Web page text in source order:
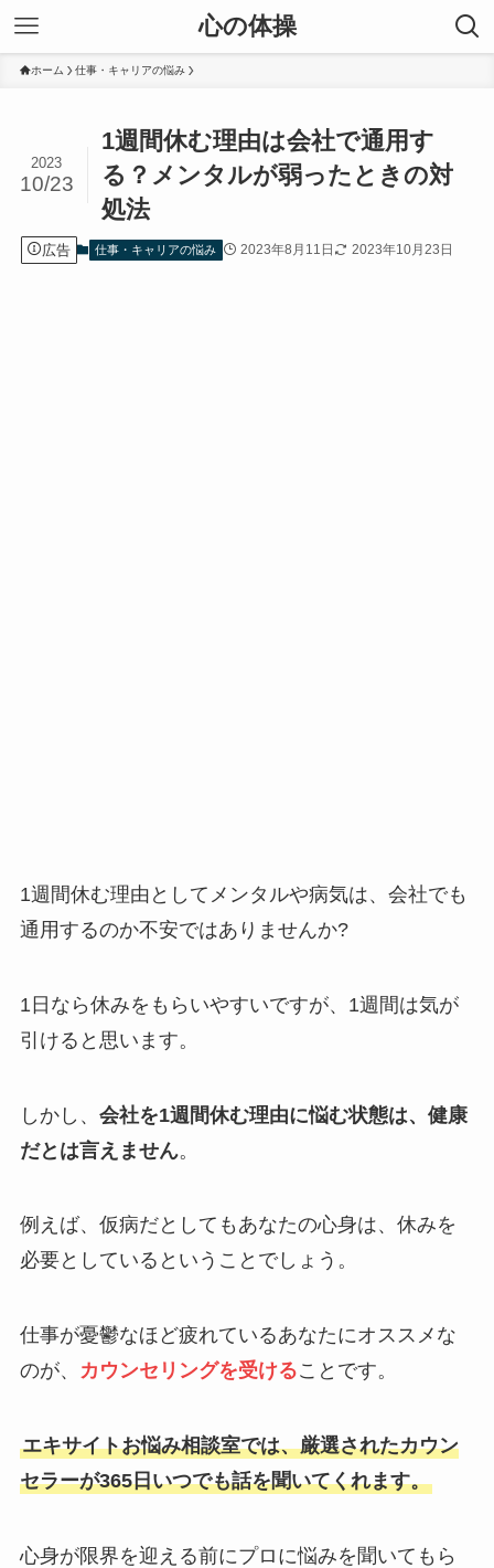
心の体操
ホーム 仕事・キャリアの悩み
1週間休む理由は会社で通用す
る？メンタルが弱ったときの対
処法
2023
10/23
広告 仕事・キャリアの悩み 2023年8月11日 2023年10月23日
1週間休む理由としてメンタルや病気は、会社でも
通用するのか不安ではありませんか?
1日なら休みをもらいやすいですが、1週間は気が
引けると思います。
しかし、 会社を1週間休む理由に悩む状態は、健康
だとは言えません。
例えば、仮病だとしてもあなたの心身は、休みを
必要としているということでしょう。
仕事が憂鬱なほど疲れているあなたにオススメな
のが、
カウンセリングを受けることです。
エキサイトお悩み相談室では、厳選されたカウン
セラーが365日いつでも話を聞いてくれます。
心身が限界を迎える前にプロに悩みを聞いてもら